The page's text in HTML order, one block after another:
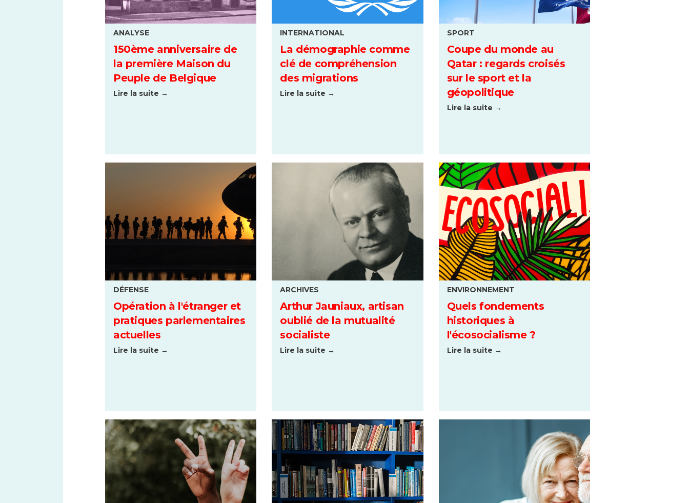
ANALYSE
150ème anniversaire de
la première Maison du
Peuple de Belgique
Lire la suite →
INTERNATIONAL
La démographie comme
clé de compréhension
des migrations
Lire la suite →
SPORT
Coupe du monde au
Qatar : regards croisés
sur le sport et la
géopolitique
Lire la suite →
DÉFENSE
Opération à l'étranger et
pratiques parlementaires
actuelles
Lire la suite →
ARCHIVES
Arthur Jauniaux, artisan
oublié de la mutualité
socialiste
Lire la suite →
ENVIRONNEMENT
Quels fondements
historiques à
l'écosocialisme ?
Lire la suite →